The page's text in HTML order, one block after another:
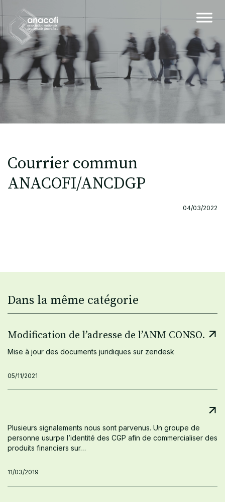
Courrier commun
ANACOFI/ANCDGP
04/03/2022
Dans la même catégorie
Modification de l’adresse de l’ANM CONSO.
Mise à jour des documents juridiques sur zendesk
05/11/2021
Plusieurs signalements nous sont parvenus. Un groupe de
personne usurpe l’identité des CGP afin de commercialiser des
produits financiers sur…
11/03/2019